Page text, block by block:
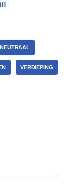
VERDIEPING